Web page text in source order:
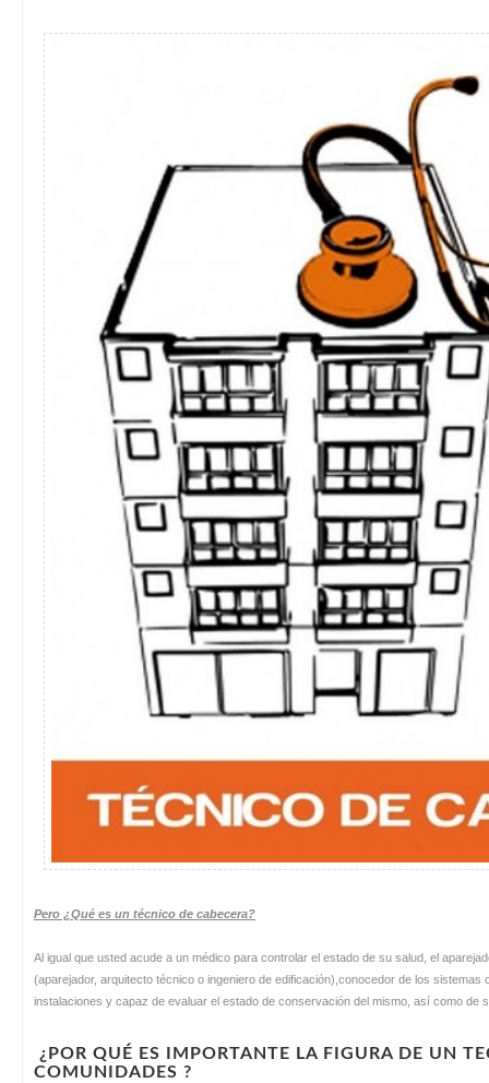
Pero ¿Qué es un técnico de cabecera?
Al igual que usted acude a un médico para controlar el estado de su salud, el
(aparejador, arquitecto técnico o ingeniero de edificación),conocedor de los
instalaciones y capaz de evaluar el estado de conservación del mismo, así como de
¿POR QUÉ ES IMPORTANTE LA FIGURA DE UN
COMUNIDADES ?